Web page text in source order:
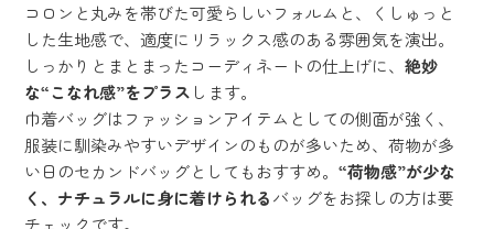
コロンと丸みを帯びた可愛らしいフォルムと、くしゅっと
した生地感で、適度にリラックス感のある雰囲気を演出。
しっかりとまとまったコーディネートの仕上げに、絶妙
な“こなれ感”をプラス します。
巾着バッグはファッションアイテムとしての側面が強く、
服装に馴染みやすいデザインのものが多いため、荷物が多
い日のセカンドバッグとしてもおすすめ。“荷物感”が少な
く、ナチュラルに身に着けられるバッグをお探しの方は要
チェックです。